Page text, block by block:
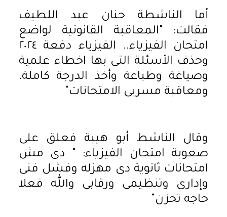
أما الناشطة حنان عبد اللطيف
فقالت: "المعاقبة القانونية لواضع
امتحان الفيزياء.. الفيزياء دفعة ٢٠٢٤
وحذف الأسئلة التى بها اخطاء علمية
وصياغة وطباعة وأخذ الدرجة كاملة،
ومعاقبة مسربى الامتحانات"
وقال الناشط أبو هيبة فعلق على
صعوبة امتحان الفيزياء: " دى مش
امتحانات ثانوية دى مهزله وفشل فنى
وإدارى وتنظيمى ورقابى والله فعلا
حاجه تحزن"